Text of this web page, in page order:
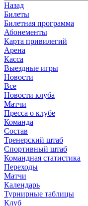
Назад
Билеты
Билетная программа
Абонементы
Карта привилегий
Арена
Касса
Выездные игры
Новости
Все
Новости клуба
Матчи
Пресса о клубе
Команда
Состав
Тренерский штаб
Спортивный штаб
Командная статистика
Переходы
Матчи
Календарь
Турнирные таблицы
Клуб